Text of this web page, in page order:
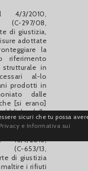
3/2010,
297/08,
di giustizia,
adottate
la
riferimento
strutturale in
al-lo
prodotti in
dalle
[si erano]
della
7/2015,
653/13,
di giustizia
i rifiuti
sicuri che tu possa
Privacy e Informativa sui